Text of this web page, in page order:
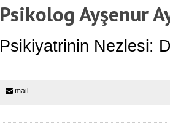
Psikolog Ayşenur
Psikiyatrinin Nezlesi:
mail